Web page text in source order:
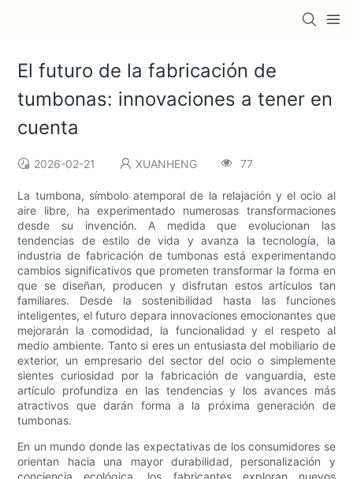
El futuro de la fabricación de
tumbonas: innovaciones a tener en
cuenta
2026-02-21 XUANHENG 77
La tumbona, símbolo atemporal de la relajación y el ocio al
aire libre, ha experimentado numerosas transformaciones
desde su invención. A medida que evolucionan las
tendencias de estilo de vida y avanza la tecnología, la
industria de fabricación de tumbonas está experimentando
cambios significativos que prometen transformar la forma en
que se diseñan, producen y disfrutan estos artículos tan
familiares. Desde la sostenibilidad hasta las funciones
inteligentes, el futuro depara innovaciones emocionantes que
mejorarán la comodidad, la funcionalidad y el respeto al
medio ambiente. Tanto si eres un entusiasta del mobiliario de
exterior, un empresario del sector del ocio o simplemente
sientes curiosidad por la fabricación de vanguardia, este
artículo profundiza en las tendencias y los avances más
atractivos que darán forma a la próxima generación de
tumbonas.
En un mundo donde las expectativas de los consumidores se
orientan hacia una mayor durabilidad, personalización y